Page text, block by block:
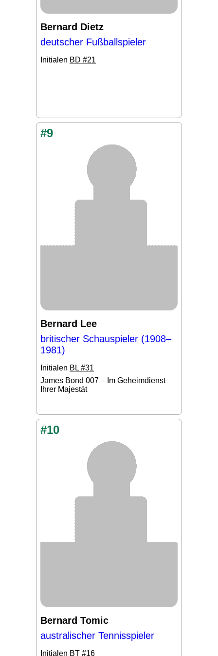
Bernard Dietz
deutscher Fußballspieler
Initialen BD #21
#9
Bernard Lee
britischer Schauspieler (1908–
1981)
Initialen BL #31
James Bond 007 – Im Geheimdienst
Ihrer Majestät
#10
Bernard Tomic
australischer Tennisspieler
Initialen BT #16